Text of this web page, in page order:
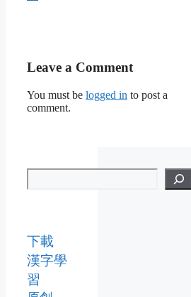
Leave a Comment
You must be logged in to post a
comment.
下載
漢字學
習